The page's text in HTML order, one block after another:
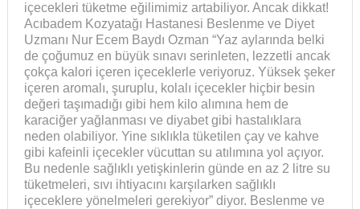
içecekleri tüketme eğilimimiz artabiliyor. Ancak dikkat!
Acıbadem Kozyatağı Hastanesi Beslenme ve Diyet
Uzmanı Nur Ecem Baydı Ozman “Yaz aylarında belki
de çoğumuz en büyük sınavı serinleten, lezzetli ancak
çokça kalori içeren içeceklerle veriyoruz. Yüksek şeker
içeren aromalı, şuruplu, kolalı içecekler hiçbir besin
değeri taşımadığı gibi hem kilo alımına hem de
karaciğer yağlanması ve diyabet gibi hastalıklara
neden olabiliyor. Yine sıklıkla tüketilen çay ve kahve
gibi kafeinli içecekler vücuttan su atılımına yol açıyor.
Bu nedenle sağlıklı yetişkinlerin günde en az 2 litre su
tüketmeleri, sıvı ihtiyacını karşılarken sağlıklı
içeceklere yönelmeleri gerekiyor” diyor. Beslenme ve